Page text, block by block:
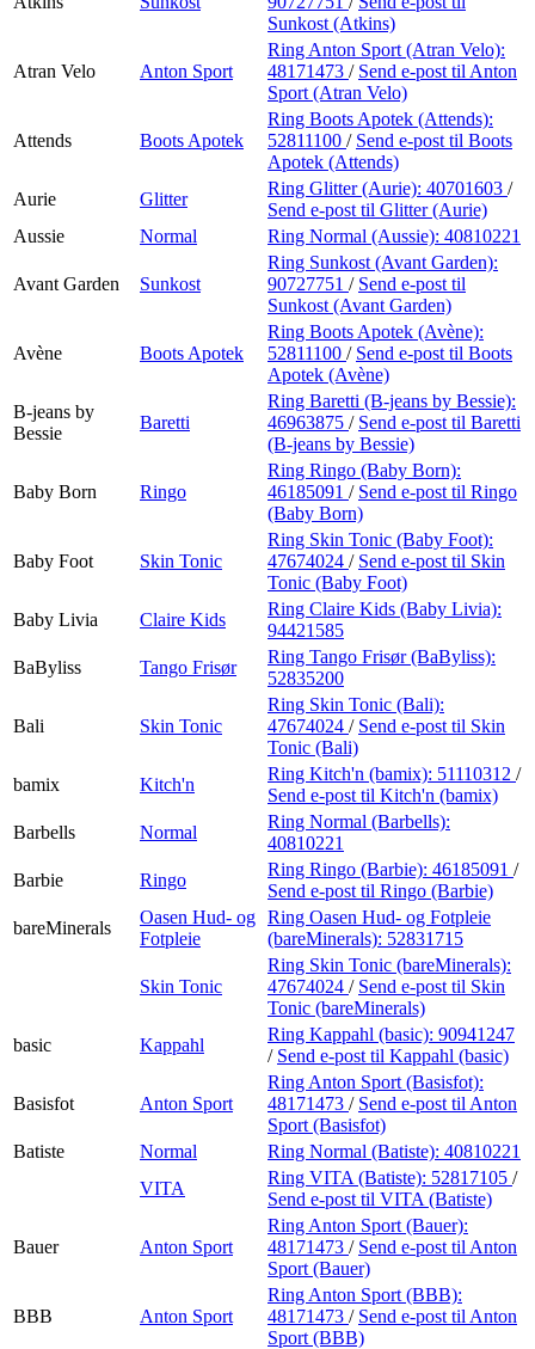
Sunkost (Atkins)
Atran Velo Anton Sport
Ring Anton Sport (Atran Velo):
48171473 / Send e-post til Anton
Sport (Atran Velo)
Attends Boots Apotek
Ring Boots Apotek (Attends):
52811100 / Send e-post til Boots
Apotek (Attends)
Aurie
Glitter
Ring Glitter (Aurie): 40701603 /
Send e-post til Glitter (Aurie)
Aussie
Normal Ring Normal (Aussie): 40810221
Avant Garden Sunkost
Ring Sunkost (Avant Garden):
90727751 / Send e-post til
Sunkost (Avant Garden)
Avène Boots Apotek
Ring Boots Apotek (Avène):
52811100 / Send e-post til Boots
Apotek (Avène)
B-jeans by
Bessie
Baretti
Ring Baretti (B-jeans by Bessie):
46963875 / Send e-post til Baretti
(B-jeans by Bessie)
Baby Born Ringo
Ring Ringo (Baby Born):
46185091 / Send e-post til Ringo
(Baby Born)
Baby Foot Skin Tonic
Ring Skin Tonic (Baby Foot):
47674024 / Send e-post til Skin
Tonic (Baby Foot)
Baby Livia
Claire Kids
Ring Claire Kids (Baby Livia):
94421585
BaByliss
Tango Frisør
Ring Tango Frisør (BaByliss):
52835200
Bali Skin Tonic
Ring Skin Tonic (Bali):
47674024 / Send e-post til Skin
Tonic (Bali)
bamix
Kitch'n
Ring Kitch'n (bamix): 51110312 /
Send e-post til Kitch'n (bamix)
Barbells
Normal
Ring Normal (Barbells):
40810221
Barbie
Ringo
Ring Ringo (Barbie): 46185091 /
Send e-post til Ringo (Barbie)
bareMinerals
Oasen Hud- og
Fotpleie
Ring Oasen Hud- og Fotpleie
(bareMinerals): 52831715
Skin Tonic
Ring Skin Tonic (bareMinerals):
47674024 / Send e-post til Skin
Tonic (bareMinerals)
basic
Kappahl
Ring Kappahl (basic): 90941247
/ Send e-post til Kappahl (basic)
Basisfot Anton Sport
Ring Anton Sport (Basisfot):
48171473 / Send e-post til Anton
Sport (Basisfot)
Batiste
Normal Ring Normal (Batiste): 40810221
VITA
Ring VITA (Batiste): 52817105 /
Send e-post til VITA (Batiste)
Bauer Anton Sport
Ring Anton Sport (Bauer):
48171473 / Send e-post til Anton
Sport (Bauer)
BBB Anton Sport
Ring Anton Sport (BBB):
48171473 / Send e-post til Anton
Sport (BBB)